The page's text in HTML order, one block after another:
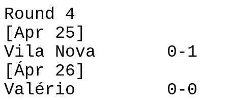
Round 4
[Apr 25]
Vila Nova 0-1
[Ápr 26]
Valério 0-0